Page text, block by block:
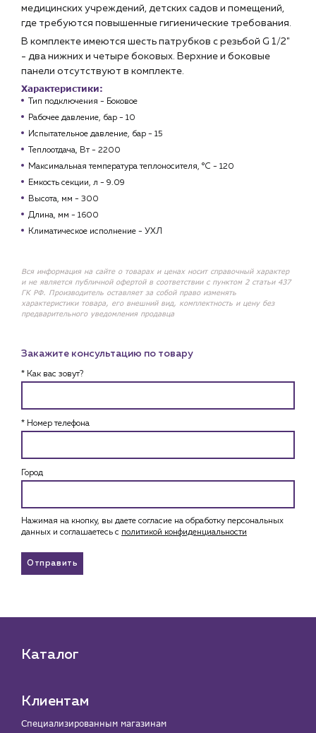
медицинских учреждений, детских садов и помещений,
где требуются повышенные гигиенические требования.
В комплекте имеются шесть патрубков с резьбой G 1/2"
- два нижних и четыре боковых. Верхние и боковые
панели отсутствуют в комплекте.
Характеристики:
Тип подключения - Боковое
Рабочее давление, бар - 10
Испытательное давление, бар - 15
Теплоотдача, Вт - 2200
Максимальная температура теплоносителя, °C - 120
Емкость секции, л - 9.09
Высота, мм - 300
Длина, мм - 1600
Климатическое исполнение - УХЛ
Вся информация на сайте о товарах и ценах носит справочный характер
и не является публичной офертой в соответствии с пунктом 2 статьи 437
ГК РФ. Производитель оставляет за собой право изменять
характеристики товара, его внешний вид, комплектность и цену без
предварительного уведомления продавца
Закажите консультацию по товару
* Как вас зовут?
* Номер телефона
Город
Нажимая на кнопку, вы даете согласие на обработку персональных
данных и соглашаетесь c политикой конфиденциальности
Отправить
Каталог
Клиентам
Специализированным магазинам